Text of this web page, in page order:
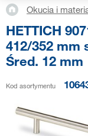
Okucia i
HETTICH
412/352 mm
Śred. 12 mm
Kod asortymentu